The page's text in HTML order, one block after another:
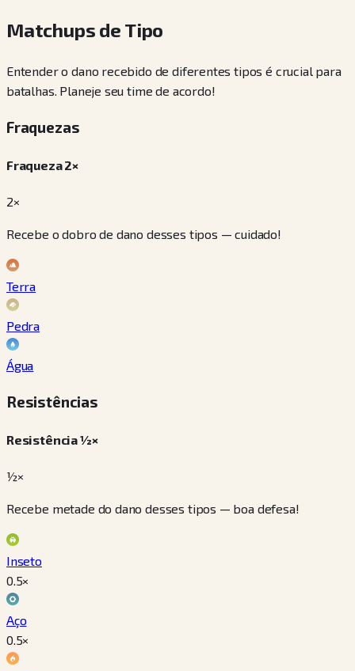
Matchups de Tipo
Entender o dano recebido de diferentes tipos é crucial para
batalhas. Planeje seu time de acordo!
Fraquezas
Fraqueza 2×
2×
Recebe o dobro de dano desses tipos — cuidado!
Terra
Pedra
Água
Resistências
Resistência ½×
½×
Recebe metade do dano desses tipos — boa defesa!
Inseto
0.5×
Aço
0.5×